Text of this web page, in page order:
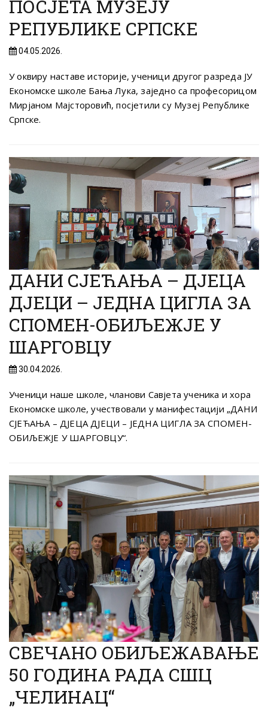
ПОСЈЕТА МУЗЕЈУ
РЕПУБЛИКЕ СРПСКЕ
04.05.2026.
У оквиру наставе историје, ученици другог разреда ЈУ
Економске школе Бања Лука, заједно са професорицом
Мирјаном Мајсторовић, посјетили су Музеј Републике
Српске.
ДАНИ СЈЕЋАЊА – ДЈЕЦА
ДЈЕЦИ – ЈЕДНА ЦИГЛА ЗА
СПОМЕН-ОБИЉЕЖЈЕ У
ШАРГОВЦУ
30.04.2026.
Ученици наше школе, чланови Савјета ученика и хора
Економске школе, учествовали у манифестацији „ДАНИ
СЈЕЋАЊА – ДЈЕЦА ДЈЕЦИ – ЈЕДНА ЦИГЛА ЗА СПОМЕН-
ОБИЉЕЖЈЕ У ШАРГОВЦУ“.
СВЕЧАНО ОБИЉЕЖАВАЊЕ
50 ГОДИНА РАДА СШЦ
„ЧЕЛИНАЦ“